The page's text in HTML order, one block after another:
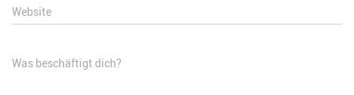
Website
Was beschäftigt dich?